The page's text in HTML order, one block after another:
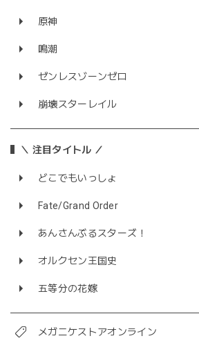
原神
鳴潮
ゼンレスゾーンゼロ
崩壊スターレイル
＼ 注目タイトル ／
どこでもいっしょ
Fate/Grand Order
あんさんぶるスターズ！
オルクセン王国史
五等分の花嫁
メガニケストアオンライン